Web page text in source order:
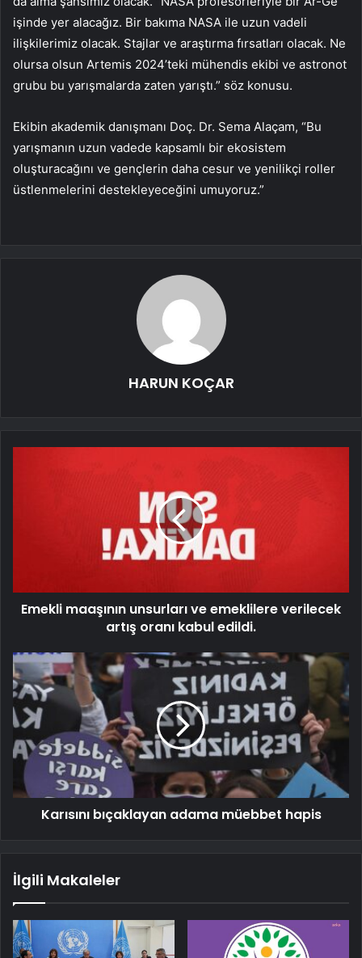
işinde yer alacağız. Bir bakıma NASA ile uzun vadeli
ilişkilerimiz olacak. Stajlar ve araştırma fırsatları olacak. Ne
olursa olsun Artemis 2024’teki mühendis ekibi ve astronot
grubu bu yarışmalarda zaten yarıştı.” söz konusu.
Ekibin akademik danışmanı Doç. Dr. Sema Alaçam, “Bu
yarışmanın uzun vadede kapsamlı bir ekosistem
oluşturacağını ve gençlerin daha cesur ve yenilikçi roller
üstlenmelerini destekleyeceğini umuyoruz.”
HARUN KOÇAR
Emekli maaşının unsurları ve emeklilere verilecek
artış oranı kabul edildi.
Karısını bıçaklayan adama müebbet hapis
İlgili Makaleler